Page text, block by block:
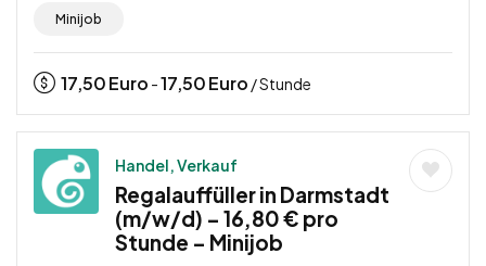
Minijob
17,50Euro -17,50Euro / Stunde
Handel, Verkauf
Regalauffüller in Darmstadt
(m/w/d) – 16,80 € pro
Stunde – Minijob